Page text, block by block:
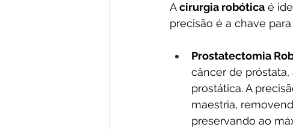
A cirurgia robótica é
precisão é a chave
Prostatectomia
câncer de
prostática. A
maestria,
preservando ao